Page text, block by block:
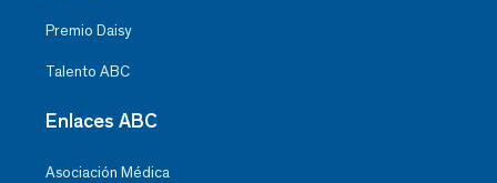
Premio Daisy
Talento ABC
Enlaces ABC
Asociación Médica